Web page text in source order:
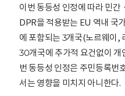
이번 동등성 인정에 따라 민
DPR을 적용받는 EU 역내 국
에 포함되는 3개국(노르웨이,
30개국에 추가적 요건없이 개
번 동등성 인정은 주민등록번
서는 영향을 미치지 아니한다.